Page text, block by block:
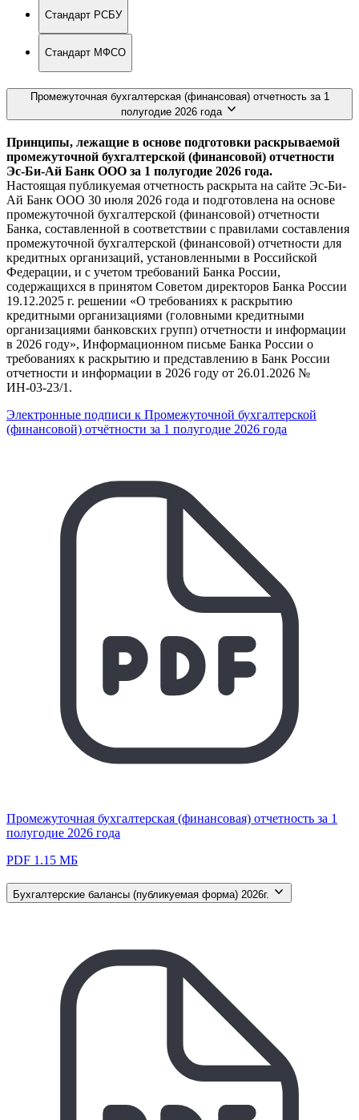
Стандарт РСБУ
Стандарт МФСО
Промежуточная бухгалтерская (финансовая) отчетность за 1
полугодие 2026 года
Принципы, лежащие в основе подготовки раскрываемой
промежуточной бухгалтерской (финансовой) отчетности
Эс-Би-Ай Банк ООО за 1 полугодие 2026 года.
Настоящая публикуемая отчетность раскрыта на сайте Эс-Би-
Ай Банк ООО 30 июля 2026 года и подготовлена на основе
промежуточной бухгалтерской (финансовой) отчетности
Банка, составленной в соответствии с правилами составления
промежуточной бухгалтерской (финансовой) отчетности для
кредитных организаций, установленными в Российской
Федерации, и с учетом требований Банка России,
содержащихся в принятом Советом директоров Банка России
19.12.2025 г. решении «О требованиях к раскрытию
кредитными организациями (головными кредитными
организациями банковских групп) отчетности и информации
в 2026 году», Информационном письме Банка России о
требованиях к раскрытию и представлению в Банк России
отчетности и информации в 2026 году от 26.01.2026 №
ИН-03-23/1.
Электронные подписи к Промежуточной бухгалтерской
(финансовой) отчётности за 1 полугодие 2026 года
Промежуточная бухгалтерская (финансовая) отчетность за 1
полугодие 2026 года
PDF 1.15 МБ
Бухгалтерские балансы (публикуемая форма) 2026г.